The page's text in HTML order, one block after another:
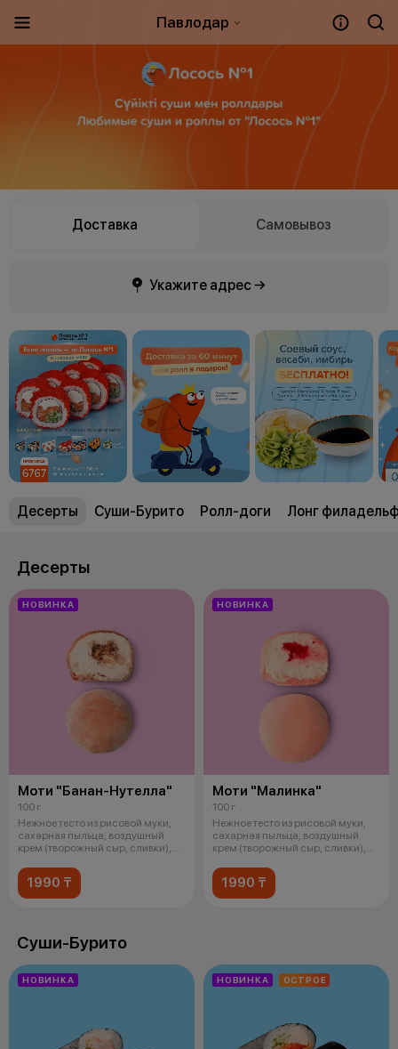
Павлодар
Доставка Самовывоз
Укажите адрес →
Десерты Суши-Бурито Ролл-доги Лонг
Десерты
НОВИНКА
Моти "Банан-Нутелла"
100 г
Нежное тесто из рисовой муки,
сахарная пыльца, воздушный
крем (творожный сыр, сливки),
1990 ₸
НОВИНКА
Моти "Малинка"
100 г
Нежное тесто из рисовой муки,
сахарная пыльца, воздушный
крем (творожный сыр, сливки),
1990 ₸
Суши-Бурито
НОВИНКА НОВИНКА ОСТРОЕ